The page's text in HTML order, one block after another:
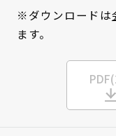
※ダウンロードは
ます。